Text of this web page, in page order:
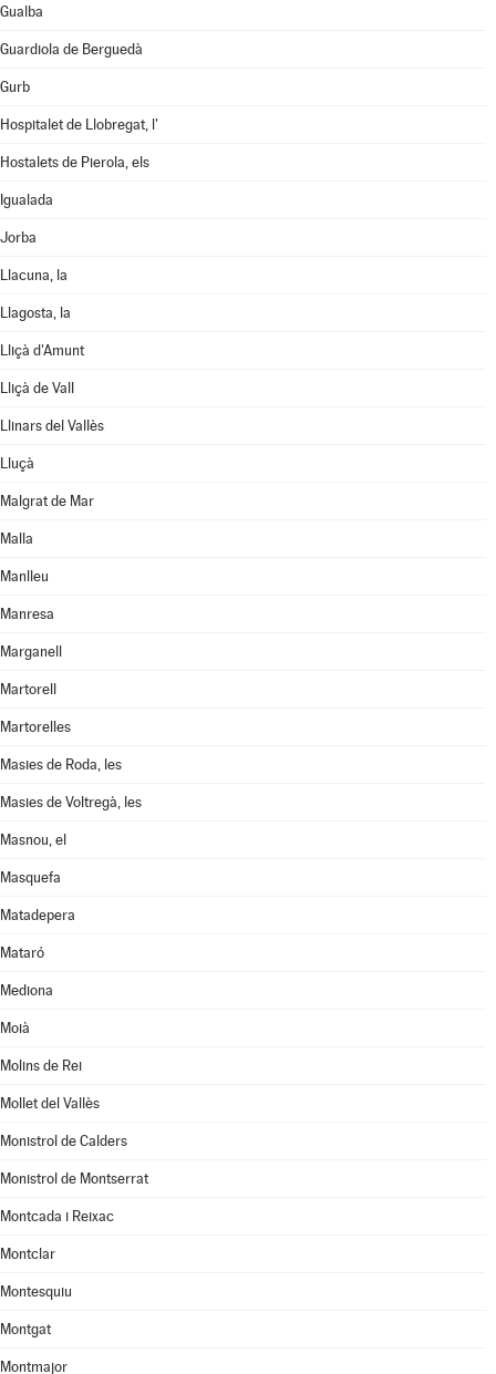
Gualba
Guardiola de Berguedà
Gurb
Hospitalet de Llobregat, l'
Hostalets de Pierola, els
Igualada
Jorba
Llacuna, la
Llagosta, la
Lliçà d'Amunt
Lliçà de Vall
Llinars del Vallès
Lluçà
Malgrat de Mar
Malla
Manlleu
Manresa
Marganell
Martorell
Martorelles
Masies de Roda, les
Masies de Voltregà, les
Masnou, el
Masquefa
Matadepera
Mataró
Mediona
Moià
Molins de Rei
Mollet del Vallès
Monistrol de Calders
Monistrol de Montserrat
Montcada i Reixac
Montclar
Montesquiu
Montgat
Montmajor